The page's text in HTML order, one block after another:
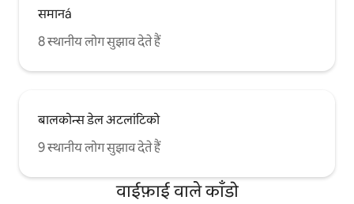
समानá
8 स्थानीय लोग सुझाव देते हैं
बालकोन्स डेल अटलांटिको
9 स्थानीय लोग सुझाव देते हैं
वाईफ़ाई वाले काँडो